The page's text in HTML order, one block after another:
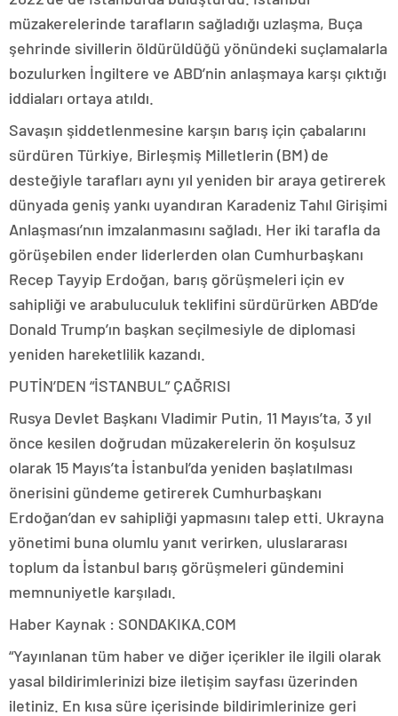
müzakerelerinde tarafların sağladığı uzlaşma, Buça
şehrinde sivillerin öldürüldüğü yönündeki suçlamalarla
bozulurken İngiltere ve ABD’nin anlaşmaya karşı çıktığı
iddiaları ortaya atıldı.
Savaşın şiddetlenmesine karşın barış için çabalarını
sürdüren Türkiye, Birleşmiş Milletlerin (BM) de
desteğiyle tarafları aynı yıl yeniden bir araya getirerek
dünyada geniş yankı uyandıran Karadeniz Tahıl Girişimi
Anlaşması’nın imzalanmasını sağladı. Her iki tarafla da
görüşebilen ender liderlerden olan Cumhurbaşkanı
Recep Tayyip Erdoğan, barış görüşmeleri için ev
sahipliği ve arabuluculuk teklifini sürdürürken ABD’de
Donald Trump’ın başkan seçilmesiyle de diplomasi
yeniden hareketlilik kazandı.
PUTİN’DEN “İSTANBUL” ÇAĞRISI
Rusya Devlet Başkanı Vladimir Putin, 11 Mayıs’ta, 3 yıl
önce kesilen doğrudan müzakerelerin ön koşulsuz
olarak 15 Mayıs’ta İstanbul’da yeniden başlatılması
önerisini gündeme getirerek Cumhurbaşkanı
Erdoğan’dan ev sahipliği yapmasını talep etti. Ukrayna
yönetimi buna olumlu yanıt verirken, uluslararası
toplum da İstanbul barış görüşmeleri gündemini
memnuniyetle karşıladı.
Haber Kaynak : SONDAKIKA.COM
“Yayınlanan tüm haber ve diğer içerikler ile ilgili olarak
yasal bildirimlerinizi bize iletişim sayfası üzerinden
iletiniz. En kısa süre içerisinde bildirimlerinize geri